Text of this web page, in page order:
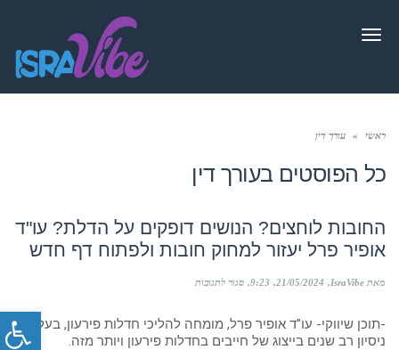
תפריט
ראשי » עורך דין
כל הפוסטים בעורך דין
החובות לוחצים? הנושים דופקים על הדלת? עו"ד
אופיר פרל יעזור למחוק חובות ולפתוח דף חדש
מאת IsraVibe 21/05/2024
9:23 סגור לתגובותעל
הנושים
דופקים
-תוכן שיווקי- עו"ד אופיר פרל, מומחה להליכי חדלות פירעון, בעל
ניסיון רב שנים בייצוג של חייבים בחדלות פירעון ויותר מזה.
פתח